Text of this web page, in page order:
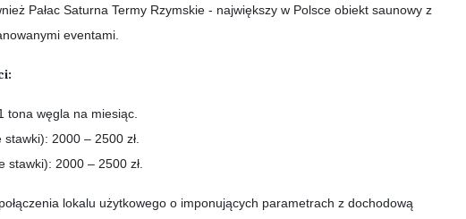
Pałac Saturna Termy Rzymskie - największy w Polsce obiekt saunowy z
eventami.
tona węgla na miesiąc.
2000 – 2500 zł.
stawki): 2000 – 2500 zł.
lokalu użytkowego o imponujących parametrach z dochodową